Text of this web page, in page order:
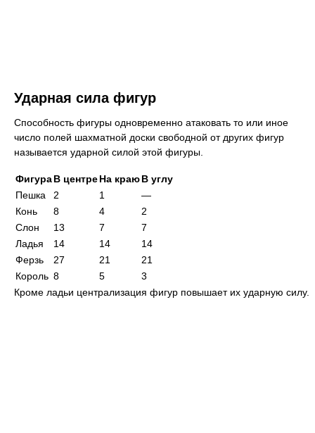
Ударная сила фигур
Способность фигуры одновременно атаковать то или иное
число полей шахматной доски свободной от других фигур
называется ударной силой этой фигуры.
ФигураВ центреНа краюВ углу
Пешка
2 1
—
Конь
8 4
2
Слон
13 7
7
Ладья
14 14
14
Ферзь
27 21
21
Король 8 5
3
Кроме ладьи централизация фигур повышает их ударную силу.